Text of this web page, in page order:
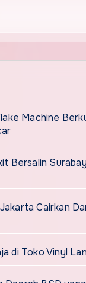
Machine
Bersalin
Cairkan
di Toko Vinyl